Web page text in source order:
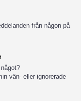
från någon på
vän- eller ignorerade